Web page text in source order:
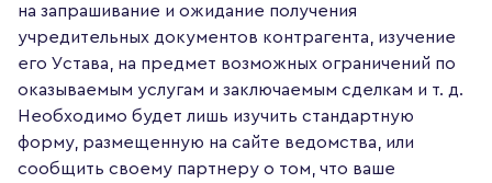
на запрашивание и ожидание получения
учредительных документов контрагента, изучение
его Устава, на предмет возможных ограничений по
оказываемым услугам и заключаемым сделкам и т. д.
Необходимо будет лишь изучить стандартную
форму, размещенную на сайте ведомства, или
сообщить своему партнеру о том, что ваше